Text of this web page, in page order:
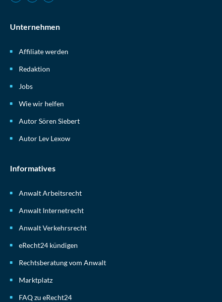
Unternehmen
Affiliate werden
Redaktion
Jobs
Wie wir helfen
Autor Sören Siebert
Autor Lev Lexow
Informatives
Anwalt Arbeitsrecht
Anwalt Internetrecht
Anwalt Verkehrsrecht
eRecht24 kündigen
Rechtsberatung vom Anwalt
Marktplatz
FAQ zu eRecht24